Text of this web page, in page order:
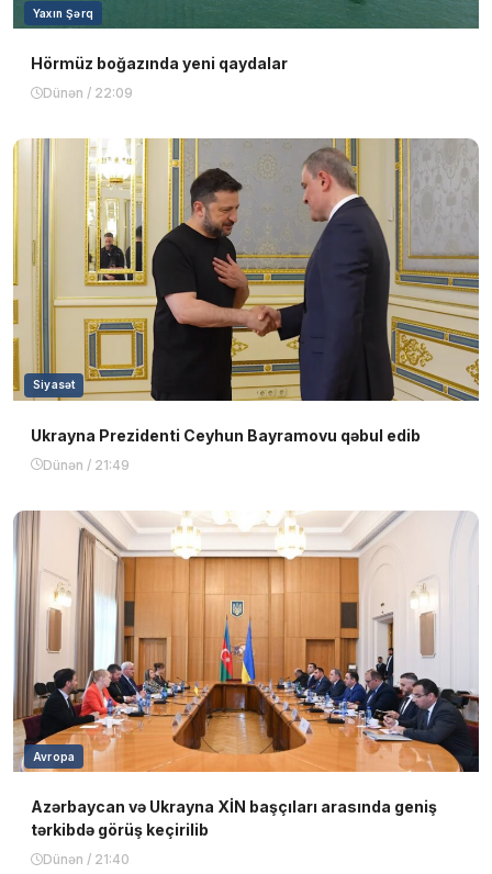
Yaxın Şərq
Hörmüz boğazında yeni qaydalar
Dünən / 22:09
Siyasət
Ukrayna Prezidenti Ceyhun Bayramovu qəbul edib
Dünən / 21:49
Avropa
Azərbaycan və Ukrayna XİN başçıları arasında geniş
tərkibdə görüş keçirilib
Dünən / 21:40